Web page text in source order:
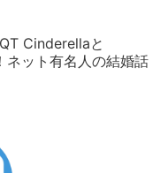
Cinderellaと
ネット有名人の結婚話